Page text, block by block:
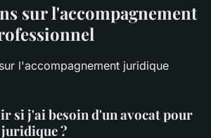
sur l'accompagnement
si j'ai besoin d'un avocat pour
?